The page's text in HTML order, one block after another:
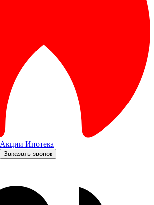
Акции Ипотека
Заказать звонок